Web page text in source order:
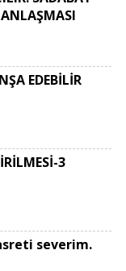
EDEBİLİR
3
severim.